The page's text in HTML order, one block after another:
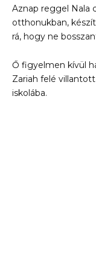
Aznap reggel Nala
otthonukban,
rá, hogy ne
Ő figyelmen kívül
Zariah felé
iskolába.